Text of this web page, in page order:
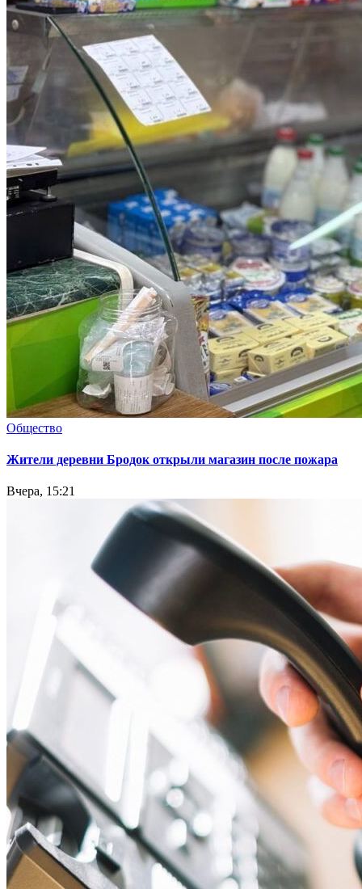
Общество
Жители деревни Бродок открыли магазин после пожара
Вчера, 15:21